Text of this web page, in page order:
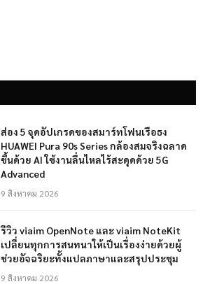
ส่อง 5 จุดอัปเกรดของสมาร์ทโฟนเรือธง
HUAWEI Pura 90s Series กล้องสมจริงฉลาด
ขึ้นด้วย AI ใช้งานลื่นไหลไร้สะดุดด้วย 5G
Advanced
9 สิงหาคม 2026
รีวิว viaim OpenNote และ viaim NoteKit
เปลี่ยนทุกการสนทนาให้เป็นเรื่องง่ายด้วยผู้
ช่วยอัจฉริยะทั้งแปลภาษาและสรุปประชุม
9 สิงหาคม 2026